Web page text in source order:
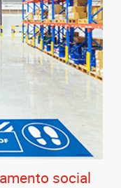
social